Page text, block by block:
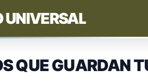
UNIVERSAL
QUE GUARDAN